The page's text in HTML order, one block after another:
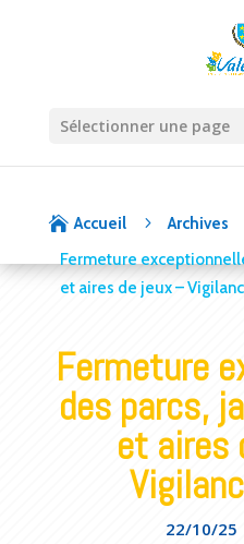
Sélectionner une page
 Accueil 5 Archives
Fermeture
et aires de jeux –
Fermeture
des parcs,
et aires
22/10/25